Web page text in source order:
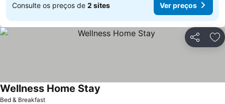
Consulte os preços de 2 sites Ver preços
Partilhar
Bed & Breakfast
Wellness Home Stay